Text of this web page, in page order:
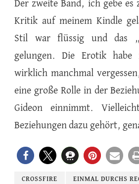
Der zweite Band, ich gebe
Kritik auf meinem Kindle
Stil war flüssig und das
gelungen. Die Erotik habe
wirklich manchmal
eine große Rolle in der
Gideon einnimmt.
Beziehungen dazu gehört,
CROSSFIRE EINMAL DURCHS